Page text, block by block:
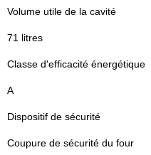
Volume utile de la cavité
71 litres
Classe d'efficacité énergétique
A
Dispositif de sécurité
Coupure de sécurité du four